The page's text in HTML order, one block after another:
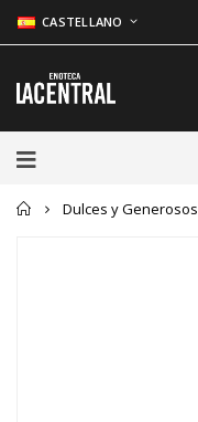
CASTELLANO
Inicio
Dulces y Generosos